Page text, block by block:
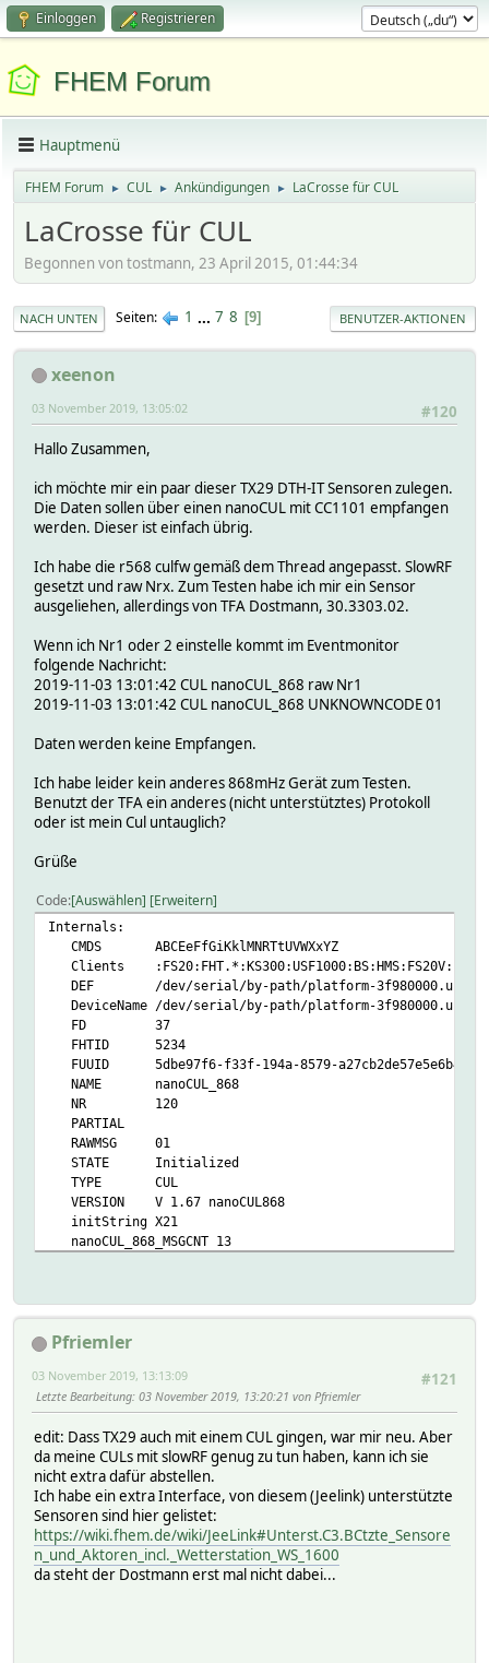
Einloggen Registrieren
FHEM Forum
Hauptmenü
FHEM Forum ► CUL ► Ankündigungen ► LaCrosse für CUL
LaCrosse für CUL
Begonnen von tostmann, 23 April 2015, 01:44:34
NACH UNTEN Seiten 1 ... 7 8 9 BENUTZER-AKTIONEN
xeenon
#120
03 November 2019, 13:05:02
Hallo Zusammen,
ich möchte mir ein paar dieser TX29 DTH-IT Sensoren zulegen.
Die Daten sollen über einen nanoCUL mit CC1101 empfangen
werden. Dieser ist einfach übrig.
Ich habe die r568 culfw gemäß dem Thread angepasst. SlowRF
gesetzt und raw Nrx. Zum Testen habe ich mir ein Sensor
ausgeliehen, allerdings von TFA Dostmann, 30.3303.02.
Wenn ich Nr1 oder 2 einstelle kommt im Eventmonitor
folgende Nachricht:
2019-11-03 13:01:42 CUL nanoCUL_868 raw Nr1
2019-11-03 13:01:42 CUL nanoCUL_868 UNKNOWNCODE 01
Daten werden keine Empfangen.
Ich habe leider kein anderes 868mHz Gerät zum Testen.
Benutzt der TFA ein anderes (nicht unterstütztes) Protokoll
oder ist mein Cul untauglich?
Grüße
Code Auswählen Erweitern
Internals:
CMDS ABCEeFfGiKklMNRTtUVWXxYZ
Clients :FS20:FHT.*:KS300:USF1000:BS:HMS:FS20V:
DEF /dev/serial/by-path/platform-3f980000.usb-usb-
DeviceName /dev/serial/by-path/platform-3f980000.usb-
FD 37
FHTID 5234
FUUID 5dbe97f6-f33f-194a-8579-a27cb2de57e5e6b4
NAME nanoCUL_868
NR 120
PARTIAL
RAWMSG 01
STATE Initialized
TYPE CUL
VERSION V 1.67 nanoCUL868
initString X21
nanoCUL_868_MSGCNT 13
0:FS20V ^81..(04|0c)..0101a001......00[89a-f]...
1:USF1000 ^81..(04|0c)..0101a001a5ceaa00....
2:BS ^81..(04|0c)..0101a001a5cf
4:FHT
5:KS300 ^810d04..4027a001
6:CUL_WS ^K.....
7:CUL_EM ^E0.................$
8:HMS ^810e04......a001
9:CUL_FHTTK ^T[A-F0-9]{8}
A:CUL_RFR ^[0-9A-F]{4}U.
B:CUL_HOERMANN ^R..........
C:ESA2000 ^S................................$
D:CUL_IR ^I............
E:CUL_TX ^TX[A-F0-9]{10}
Pfriemler
#121
03 November 2019, 13:13:09
Letzte Bearbeitung: 03 November 2019, 13:20:21 von Pfriemler
edit: Dass TX29 auch mit einem CUL gingen, war mir neu. Aber
da meine CULs mit slowRF genug zu tun haben, kann ich sie
nicht extra dafür abstellen.
Ich habe ein extra Interface, von diesem (Jeelink) unterstützte
Sensoren sind hier gelistet:
https://wiki.fhem.de/wiki/JeeLink#Unterst.C3.BCtzte_Sensore
n_und_Aktoren_incl._Wetterstation_WS_1600
da steht der Dostmann erst mal nicht dabei...